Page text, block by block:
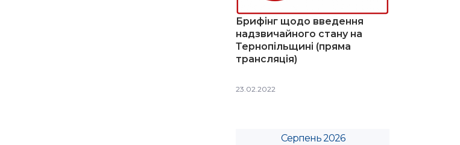
Брифінг щодо введення
надзвичайного стану на
Тернопільщині (пряма
трансляція)
23.02.2022
Серпень 2026